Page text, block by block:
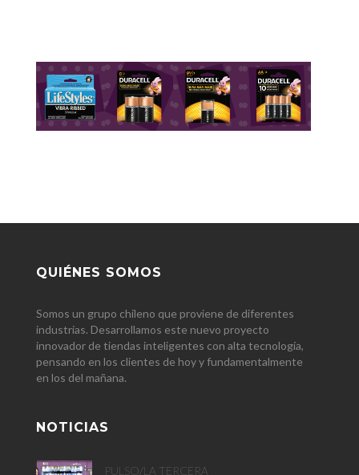
QUIÉNES SOMOS
Somos un grupo chileno que proviene de diferentes
industrias. Desarrollamos este nuevo proyecto
innovador de tiendas inteligentes con alta tecnología,
pensando en los clientes de hoy y fundamentalmente
en los del mañana.
NOTICIAS
PULSO/LA TERCERA